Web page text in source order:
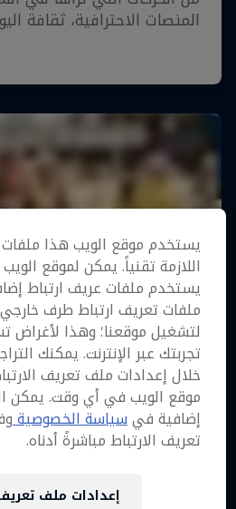
يستخدم موقع الويب هذا ملفات
اللازمة تقنياً. يمكن لموقع
يستخدم ملفات عريف ارتباط
ملفات تعريف ارتباط طرف
لتشغيل موقعنا؛ وهذا لأغراض
تجربتك عبر الإنترنت. يمكنك
خلال إعدادات ملف تعريف
موقع الويب في أي وقت. يمكن
إضافية فيسياسة الخصوصية
تعريف الارتباط مباشرةً أدناه.
إعدادات ملف تعريف